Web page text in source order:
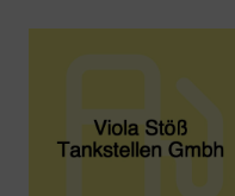
einladenden Service.